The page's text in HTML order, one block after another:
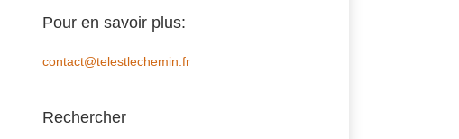
Pour en savoir plus:
contact@telestlechemin.fr
Rechercher